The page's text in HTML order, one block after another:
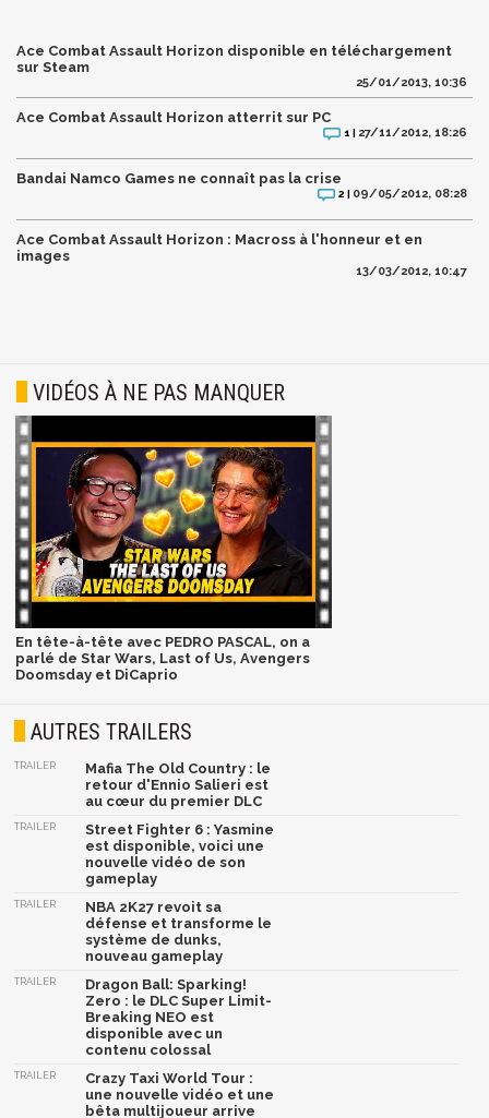
Ace Combat Assault Horizon disponible en téléchargement
sur Steam
25/01/2013, 10:36
Ace Combat Assault Horizon atterrit sur PC
1 | 27/11/2012, 18:26
Bandai Namco Games ne connaît pas la crise
2 | 09/05/2012, 08:28
Ace Combat Assault Horizon : Macross à l'honneur et en
images
13/03/2012, 10:47
VIDÉOS À NE PAS MANQUER
En tête-à-tête avec PEDRO PASCAL, on a
parlé de Star Wars, Last of Us, Avengers
Doomsday et DiCaprio
AUTRES TRAILERS
TRAILER
Mafia The Old Country : le
retour d'Ennio Salieri est
au cœur du premier DLC
TRAILER
Street Fighter 6 : Yasmine
est disponible, voici une
nouvelle vidéo de son
gameplay
TRAILER
NBA 2K27 revoit sa
défense et transforme le
système de dunks,
nouveau gameplay
TRAILER
Dragon Ball: Sparking!
Zero : le DLC Super Limit-
Breaking NEO est
disponible avec un
contenu colossal
TRAILER
Crazy Taxi World Tour :
une nouvelle vidéo et une
bêta multijoueur arrive